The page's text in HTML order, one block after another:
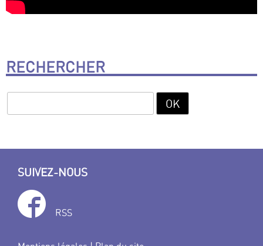
RECHERCHER
SUIVEZ-NOUS
RSS